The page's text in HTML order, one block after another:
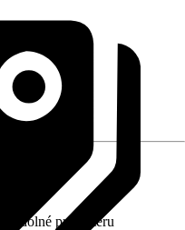
2 - odolné proti otěru